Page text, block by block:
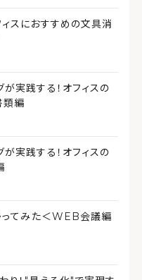
ィスにおすすめの文具消
実践する！オフィスの
類編
実践する！オフィスの
ってみた＜WEB会議編